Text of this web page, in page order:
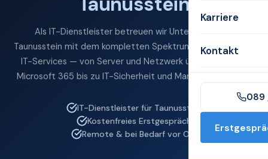
Karriere
Kontakt
089
Als IT-Dienstleister betreuen wir Unternehmen in
Taunusstein mit dem kompletten Spektrum professioneller
IT-Services — von Server und Netzwerk über Cloud und
Microsoft 365 bis zu IT-Sicherheit und Managed Services.
IT-Dienstleister für Taunusstein
Kostenfreies Erstgespräch
Remote & bei Bedarf vor Ort